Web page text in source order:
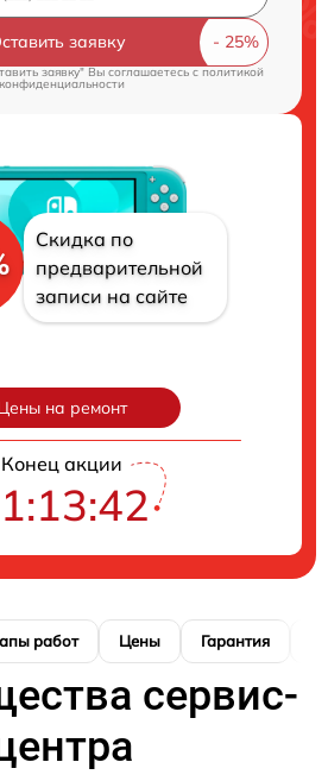
заявку
заявку" Вы соглашаетесь c политикой
конфиденциальности
Скидка по
предварительной
записи на сайте
на ремонт
Конец акции
работ Цены Гарантия
сервис-